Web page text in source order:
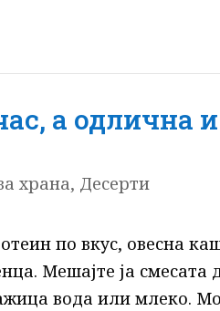
а одлична
храна, Десерти
по вкус, овесна
Мешајте ја смесата
вода или млеко.